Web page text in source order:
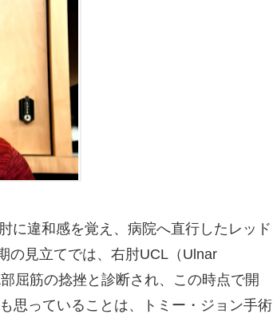
に違和感を覚え、病院へ直行したレッド
の見立てでは、右肘UCL（Ulnar
屈筋の捻挫と診断され、この時点で開
思っていることは、トミー・ジョン手術